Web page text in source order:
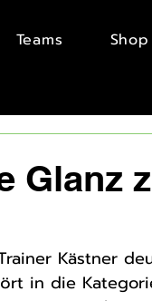
Teams Shop
Glanz
Kästner
in die